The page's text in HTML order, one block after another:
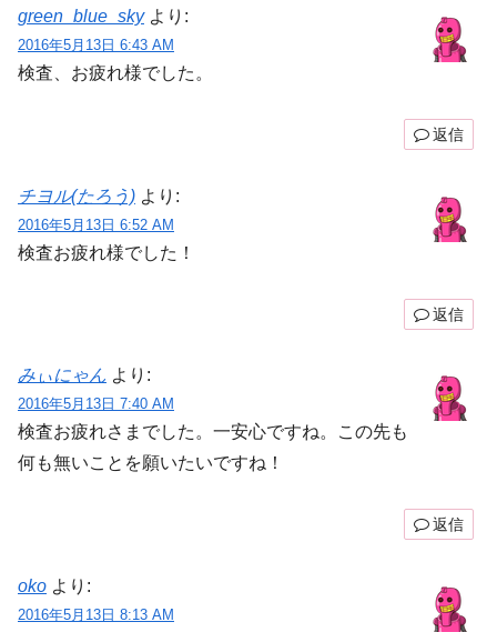
green_blue_sky より:
2016年5月13日 6:43 AM
検査、お疲れ様でした。
返信
チヨル(たろう) より:
2016年5月13日 6:52 AM
検査お疲れ様でした！
返信
みぃにゃん より:
2016年5月13日 7:40 AM
検査お疲れさまでした。一安心ですね。この先も
何も無いことを願いたいですね！
返信
oko より:
2016年5月13日 8:13 AM